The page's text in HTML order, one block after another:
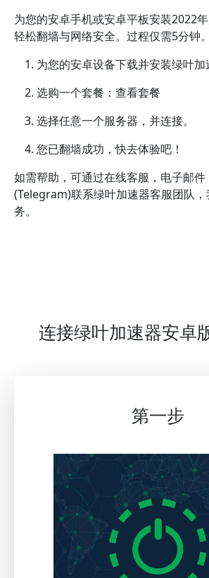
为您的安卓手机或安卓平板安装2022
轻松翻墙与网络安全。过程仅需5分钟。
为您的安卓设备下载并安装绿叶加
选购一个套餐：查看套餐
选择任意一个服务器，并连接。
您已翻墙成功，快去体验吧！
如需帮助，可通过在线客服，电子邮
(Telegram)联系绿叶加速器客服团队
务。
连接绿叶加速器安卓
第一步